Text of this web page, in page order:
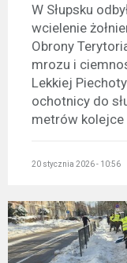
W Słupsku
wcielenie
Obrony
mrozu i
Lekkiej
ochotnicy do
metrów kolejce
20 stycznia 2026 - 10:56